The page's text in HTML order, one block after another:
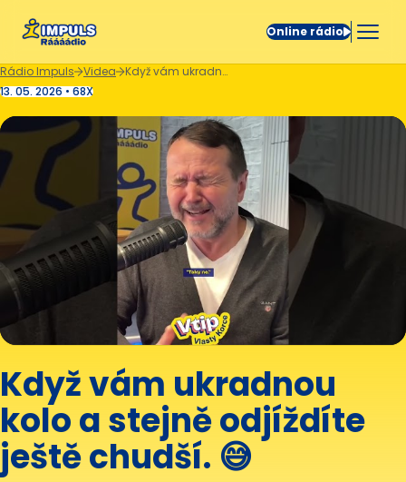
Online rádio
Rádio Impuls Videa
Když vám ukradnou kolo a stejně odjíždíte ještě chudší. 😅
13. 05. 2026 • 68X
Když vám ukradnou
kolo a stejně odjíždíte
ještě chudší. 😅